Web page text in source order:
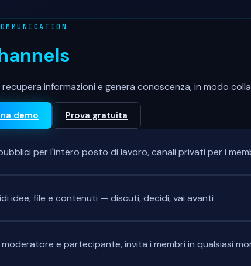
informazioni e genera conoscenza, in modo
demo Prova gratuita
per l'intero posto di lavoro, canali privati per i
idee, file e contenuti — discuti, decidi, vai avanti
moderatore e partecipante, invita i membri in qualsiasi